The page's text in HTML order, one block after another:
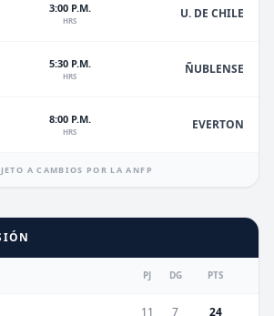
3:00 P.M.
HRS U. DE CHILE
5:30 P.M.
HRS ÑUBLENSE
8:00 P.M.
HRS EVERTON
A CAMBIOS POR LA ANFP
PJ DG PTS
11 7 24